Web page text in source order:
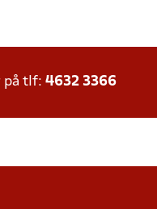
på tlf: 4632 3366